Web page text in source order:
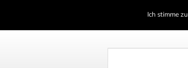
Ich stimme zu